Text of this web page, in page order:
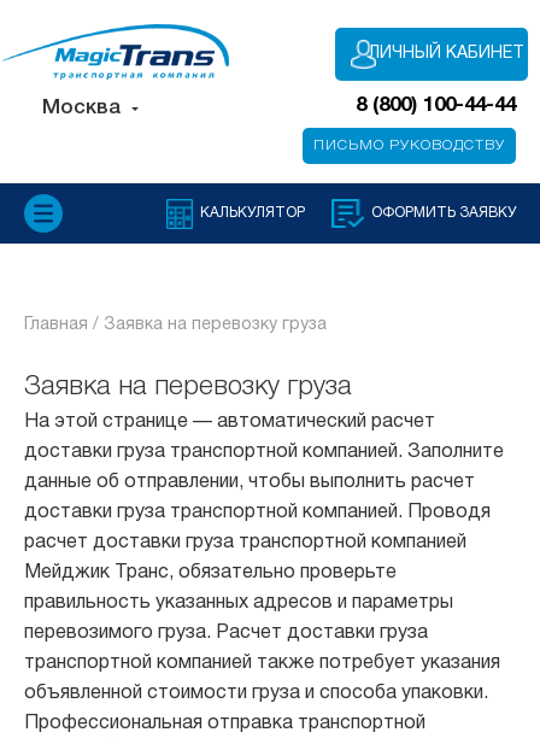
Москва 8 (800) 100-44-44
ЛИЧНЫЙ КАБИНЕТ
ПИСЬМО РУКОВОДСТВУ
КАЛЬКУЛЯТОР ОФОРМИТЬ ЗАЯВКУ
Главная / Заявка на перевозку груза
Заявка на перевозку груза
На этой странице — автоматический расчет
доставки груза транспортной компанией. Заполните
данные об отправлении, чтобы выполнить расчет
доставки груза транспортной компанией. Проводя
расчет доставки груза транспортной компанией
Мейджик Транс, обязательно проверьте
правильность указанных адресов и параметры
перевозимого груза. Расчет доставки груза
транспортной компанией также потребует указания
объявленной стоимости груза и способа упаковки.
Профессиональная отправка транспортной